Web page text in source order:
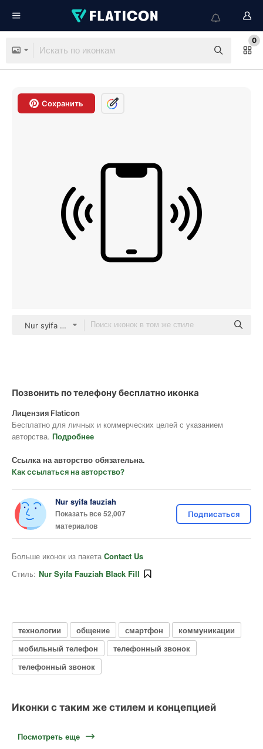
0
Сохранить
Nur syifa fauziah black fill
Позвонить по телефону бесплатно иконка
Лицензия Flaticon
Бесплатно для личных и коммерческих целей с указанием
авторства. Подробнее
Ссылка на авторство обязательна.
Как ссылаться на авторство?
Nur syifa fauziah
Показать все 52,007
материалов
Подписаться
Больше иконок из пакета Contact Us
Стиль: Nur Syifa Fauziah Black Fill
технологии общение смартфон
коммуникации
мобильный телефон
телефонный звонок
телефонный звонок
Иконки с таким же стилем и концепцией
Посмотреть еще